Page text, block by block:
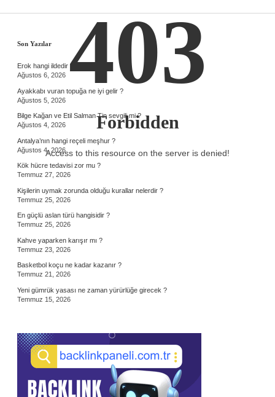
Sidebar
Son Yazılar
Erok hangi ildedir ?
Ağustos 6, 2026
Ayakkabı vuran topuğa ne iyi gelir ?
Ağustos 5, 2026
Bilge Kağan ve Etil Salman Tin sevgili mi ?
Ağustos 4, 2026
Antalya’nın hangi reçeli meşhur ?
Ağustos 4, 2026
Kök hücre tedavisi zor mu ?
Temmuz 27, 2026
Kişilerin uymak zorunda olduğu kurallar nelerdir ?
Temmuz 25, 2026
En güçlü aslan türü hangisidir ?
Temmuz 25, 2026
Kahve yaparken karışır mı ?
Temmuz 23, 2026
Basketbol koçu ne kadar kazanır ?
Temmuz 21, 2026
Yeni gümrük yasası ne zaman yürürlüğe girecek ?
Temmuz 15, 2026
403
Forbidden
Access to this resource on the server is denied!